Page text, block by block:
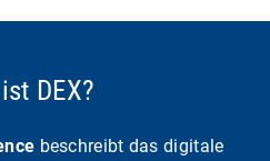
DEX?
beschreibt das digitale